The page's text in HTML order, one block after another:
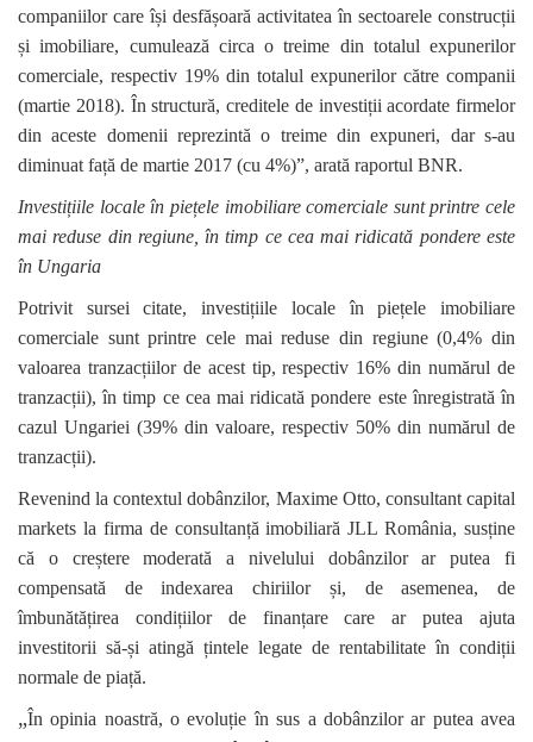
companiilor care își desfășoară activitatea în sectoarele construcții
și imobiliare, cumulează circa o treime din totalul expunerilor
comerciale, respectiv 19% din totalul expunerilor către companii
(martie 2018). În structură, creditele de investiții acordate firmelor
din aceste domenii reprezintă o treime din expuneri, dar s-au
diminuat față de martie 2017 (cu 4%)”, arată raportul BNR.
Investițiile locale în piețele imobiliare comerciale sunt printre cele
mai reduse din regiune, în timp ce cea mai ridicată pondere este
în Ungaria
Potrivit sursei citate, investițiile locale în piețele imobiliare
comerciale sunt printre cele mai reduse din regiune (0,4% din
valoarea tranzacțiilor de acest tip, respectiv 16% din numărul de
tranzacții), în timp ce cea mai ridicată pondere este înregistrată în
cazul Ungariei (39% din valoare, respectiv 50% din numărul de
tranzacții).
Revenind la contextul dobânzilor, Maxime Otto, consultant capital
markets la firma de consultanță imobiliară JLL România, susține
că o creștere moderată a nivelului dobânzilor ar putea fi
compensată de indexarea chiriilor și, de asemenea, de
îmbunătățirea condițiilor de finanțare care ar putea ajuta
investitorii să-și atingă țintele legate de rentabilitate în condiții
normale de piață.
„În opinia noastră, o evoluție în sus a dobânzilor ar putea avea